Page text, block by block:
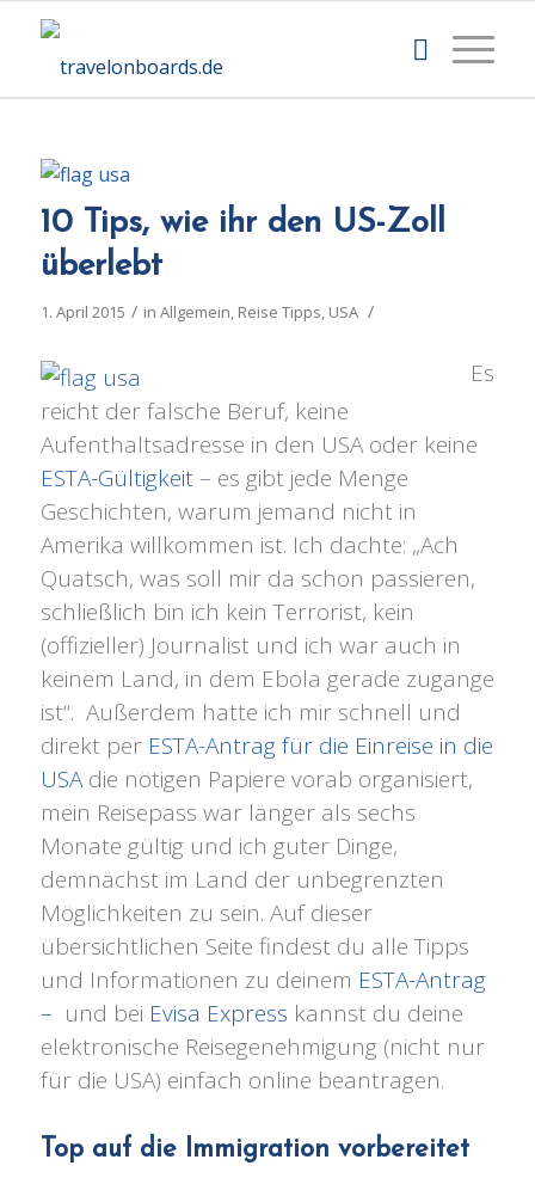
10 Tips, wie ihr den US-Zoll
überlebt
1. April 2015 / in Allgemein, Reise Tipps, USA /
Es
reicht der falsche Beruf, keine
Aufenthaltsadresse in den USA oder keine
ESTA-Gültigkeit– es gibt jede Menge
Geschichten, warum jemand nicht in
Amerika willkommen ist. Ich dachte: „Ach
Quatsch, was soll mir da schon passieren,
schließlich bin ich kein Terrorist, kein
(offizieller) Journalist und ich war auch in
keinem Land, in dem Ebola gerade zugange
ist“. Außerdem hatte ich mir schnell und
direkt per ESTA-Antrag für die Einreise in die
USAdie nötigen Papiere vorab organisiert,
mein Reisepass war länger als sechs
Monate gültig und ich guter Dinge,
demnächst im Land der unbegrenzten
Möglichkeiten zu sein. Auf dieser
übersichtlichen Seite findest du alle Tipps
und Informationen zu deinem ESTA-Antrag
– und bei Evisa Express kannst du deine
elektronische Reisegenehmigung (nicht nur
für die USA) einfach online beantragen.
Top auf die Immigration vorbereitet